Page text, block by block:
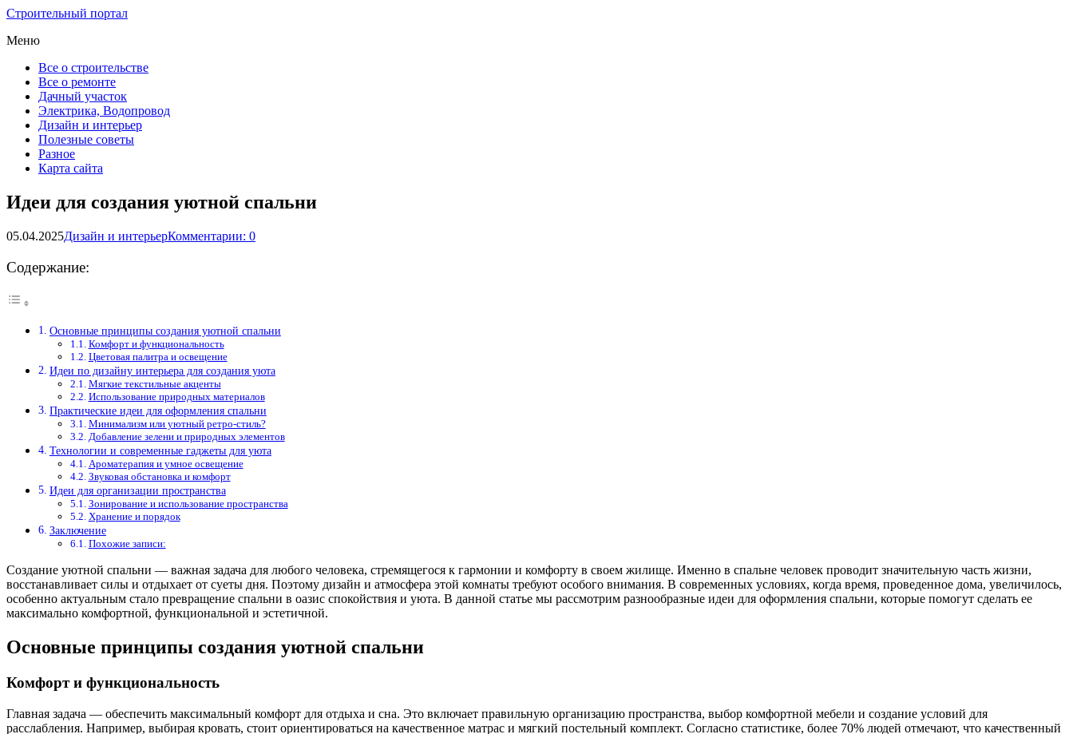
Строительный портал
Меню
Все о строительстве
Все о ремонте
Дачный участок
Электрика, Водопровод
Дизайн и интерьер
Полезные советы
Разное
Карта сайта
Идеи для создания уютной спальни
05.04.2025Дизайн и интерьерКомментарии: 0
Содержание:
Основные принципы создания уютной спальни
Комфорт и функциональность
Цветовая палитра и освещение
Идеи по дизайну интерьера для создания уюта
Мягкие текстильные акценты
Использование природных материалов
Практические идеи для оформления спальни
Минимализм или уютный ретро-стиль?
Добавление зелени и природных элементов
Технологии и современные гаджеты для уюта
Ароматерапия и умное освещение
Звуковая обстановка и комфорт
Идеи для организации пространства
Зонирование и использование пространства
Хранение и порядок
Заключение
Похожие записи:
Создание уютной спальни — важная задача для любого человека, стремящегося к гармонии и комфорту в своем жилище. Именно в спальне человек проводит значительную часть жизни,
восстанавливает силы и отдыхает от суеты дня. Поэтому дизайн и атмосфера этой комнаты требуют особого внимания. В современных условиях, когда время, проведенное дома, увеличилось,
особенно актуальным стало превращение спальни в оазис спокойствия и уюта. В данной статье мы рассмотрим разнообразные идеи для оформления спальни, которые помогут сделать ее
максимально комфортной, функциональной и эстетичной.
Основные принципы создания уютной спальни
Комфорт и функциональность
Главная задача — обеспечить максимальный комфорт для отдыха и сна. Это включает правильную организацию пространства, выбор комфортной мебели и создание условий для
расслабления. Например, выбирая кровать, стоит ориентироваться на качественное матрас и мягкий постельный комплект. Согласно статистике, более 70% людей отмечают, что качественный